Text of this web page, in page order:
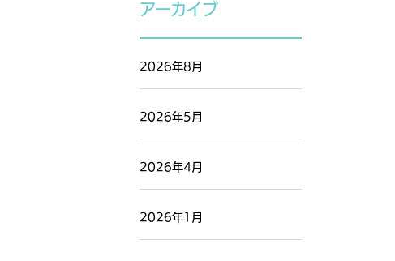
アーカイブ
2026年8月
2026年5月
2026年4月
2026年1月